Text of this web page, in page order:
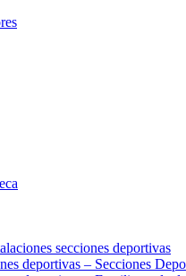
secciones deportivas
deportivas – Secciones